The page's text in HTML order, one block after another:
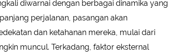
diwarnai dengan berbagai dinamika yang
perjalanan, pasangan akan
dan ketahanan mereka, mulai dari
muncul. Terkadang, faktor eksternal